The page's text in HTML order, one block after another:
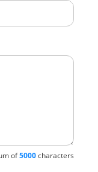
of5000characters